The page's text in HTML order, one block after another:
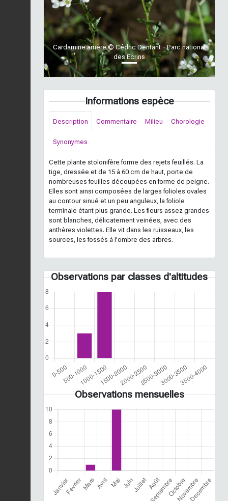
Cardamine amère © Cédric Dentant - Parc national
des Ecrins
Previous Next
Informations espèce
Description Commentaire Milieu Chorologie
Synonymes
Cette plante stolonifère forme des rejets feuillés. La
tige, dressée et de 15 à 60 cm de haut, porte de
nombreuses feuilles découpées en forme de peigne.
Elles sont ainsi composées de larges folioles ovales
au contour sinué et un peu anguleux, la foliole
terminale étant plus grande. Les fleurs assez grandes
sont blanches, délicatement veinées, avec des
anthères violettes. Elle vit dans les ruisseaux, les
sources, les fossés à l'ombre des arbres.
Observations par classes d'altitudes
Observations mensuelles